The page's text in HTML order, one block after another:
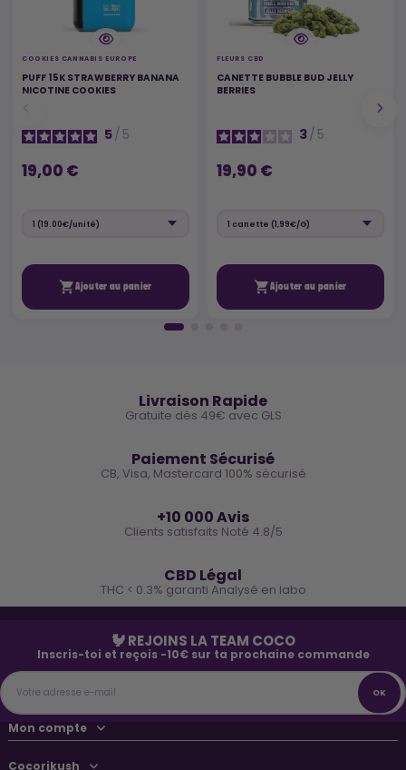
COOKIES CANNABIS EUROPE
PUFF 15K STRAWBERRY BANANA
NICOTINE COOKIES
5/ 5
19,00 €
Ajouter au panier
FLEURS CBD
CANETTE BUBBLE BUD JELLY
BERRIES
3/ 5
19,90 €
Ajouter au panier
Livraison Rapide
Gratuite dès 49€ avec GLS
Paiement Sécurisé
CB, Visa, Mastercard 100% sécurisé
+10 000 Avis
Clients satisfaits Noté 4.8/5
CBD Légal
THC < 0.3% garanti Analysé en labo
🐓 REJOINS LA TEAM COCO
Inscris-toi et reçois -10€ sur ta prochaine commande
Mon compte
Cocorikush